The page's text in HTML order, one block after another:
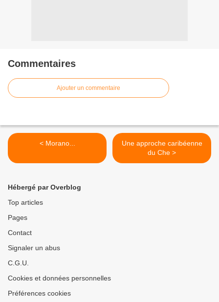
Commentaires
Ajouter un commentaire
< Morano...
Une approche caribéenne
du Che >
Hébergé par Overblog
Top articles
Pages
Contact
Signaler un abus
C.G.U.
Cookies et données personnelles
Préférences cookies